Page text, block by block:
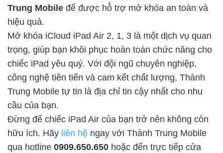
Trung Mobile để được hỗ trợ mở khóa an toàn và
hiệu quả.
Mở khóa iCloud iPad Air 2, 1, 3 là một dịch vụ quan
trọng, giúp bạn khôi phục hoàn toàn chức năng cho
chiếc iPad yêu quý. Với đội ngũ chuyên nghiệp,
công nghệ tiên tiến và cam kết chất lượng, Thành
Trung Mobile tự tin là địa chỉ tin cậy nhất cho nhu
cầu của bạn.
Đừng để chiếc iPad Air của bạn trở nên không còn
hữu ích. Hãy liên hệ ngay với Thành Trung Mobile
qua hotline 0909.650.650 hoặc đến trực tiếp cửa